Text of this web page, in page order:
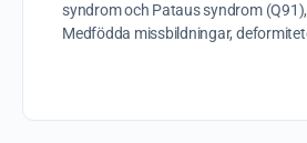
syndrom och Pataus syndrom
Medfödda missbildningar,